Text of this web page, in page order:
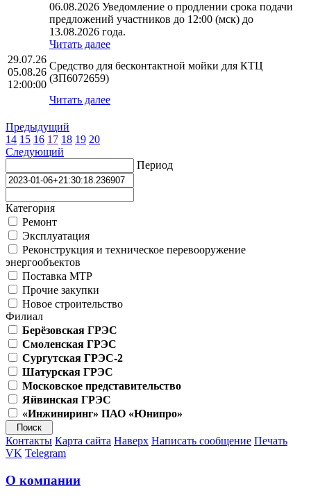
06.08.2026 Уведомление о продлении срока подачи
предложений участников до 12:00 (мск) до
13.08.2026 года.
Читать далее
29.07.26
05.08.26
12:00:00
Средство для бесконтактной мойки для КТЦ
(ЗП6072659)
Читать далее
Предыдущий
14 15 16 17 18 19 20
Следующий
Период
Категория
Ремонт
Эксплуатация
Реконструкция и техническое перевооружение
энергообъектов
Поставка МТР
Прочие закупки
Новое строительство
Филиал
Берёзовская ГРЭС
Смоленская ГРЭС
Сургутская ГРЭС-2
Шатурская ГРЭС
Московское представительство
Яйвинская ГРЭС
«Инжиниринг» ПАО «Юнипро»
Контакты Карта сайта Наверх Написать сообщение Печать
VK Telegram
О компании